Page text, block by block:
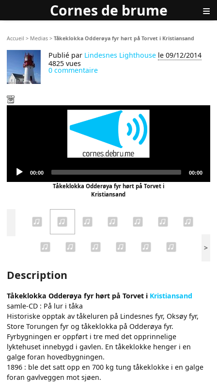
Cornes de brume ≡
Accueil > Medias >Tåkeklokka Odderøya fyr hørt på Torvet i Kristiansand
Publié par Lindesnes Lighthouse le 09/12/2014
4825 vues
0 commentaire
Player
Current
00:00
Total
00:00
Tåkeklokka Odderøya fyr hørt på Torvet i
Kristiansand
>
Description
Tåkeklokka Odderøya fyr hørt på Torvet i Kristiansand
samle-CD : På lur i tåka
Historiske opptak av tåkeluren på Lindesnes fyr, Oksøy fyr,
Store Torungen fyr og tåkeklokka på Odderøya fyr.
Fyrbygningen er oppført i tre med det opprinnelige
lyktehuset innebygd i gavlen. En tåkeklokke henger i en
galge foran hovedbygningen.
1896 : ble det satt opp en 700 kg tung tåkeklokke i en galge
foran gavlveggen mot sjøen.